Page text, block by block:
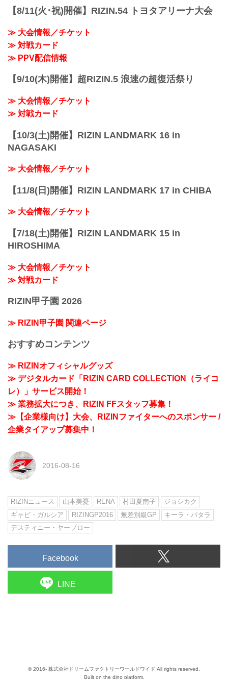
【8/11(火･祝)開催】RIZIN.54 トヨタアリーナ大会
≫ 大会情報／チケット
≫ 対戦カード
≫ PPV配信情報
【9/10(木)開催】超RIZIN.5 浪速の超復活祭り
≫ 大会情報／チケット
≫ 対戦カード
【10/3(土)開催】RIZIN LANDMARK 16 in
NAGASAKI
≫ 大会情報／チケット
【11/8(日)開催】RIZIN LANDMARK 17 in CHIBA
≫ 大会情報／チケット
【7/18(土)開催】RIZIN LANDMARK 15 in
HIROSHIMA
≫ 大会情報／チケット
≫ 対戦カード
RIZIN甲子園 2026
≫ RIZIN甲子園 関連ページ
おすすめコンテンツ
≫ RIZINオフィシャルグッズ
≫ デジタルカード「RIZIN CARD COLLECTION（ライコ
レ）」サービス開始！
≫ 業務拡大につき、RIZIN FFスタッフ募集！
≫【企業様向け】大会、RIZINファイターへのスポンサー /
企業タイアップ募集中！
2016-08-16
RIZINニュース 山本美憂 RENA 村田夏南子
ジョシカク
ギャビ・ガルシア
RIZINGP2016 無差別級GP
キーラ・バタラ
デスティニー・ヤーブロー
Facebook
LINE
© 2016- 株式会社ドリームファクトリーワールドワイド All rights reserved.
Built on the dino platform.